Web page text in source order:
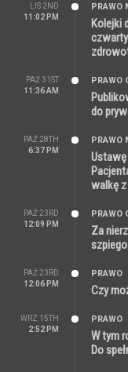
LIS 2ND
11:02 PM
PRAWO
Kolejki
PAŹ 31ST
11:36 AM
PRAWO
do
PAŹ 28TH
6:37 PM
PRAWO
walkę z
PAŹ 23RD
12:09 PM
PRAWO
Za
PAŹ 23RD
12:06 PM
PRAWO
Czy
WRZ 15TH
2:52 PM
PRAWO
W tym
Do